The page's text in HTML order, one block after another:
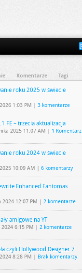
Komentarze Tagi
roku 2025 w świecie
1:03 PM | 3 komentarze
FE – trzecia aktualizacja
2025 11:07 AM | 1 Komentarz
roku 2024 w świecie
10:09 AM | 6 komentarzy
Enhanced Fantomas
2024 12:07 PM | 2 komentarze
amigowe na YT
6:15 PM | 2 komentarze
czyli Hollywood Designer 7
8:28 PM | Brak komentarzy